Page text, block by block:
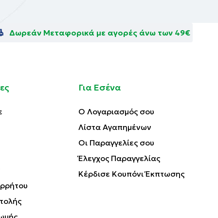
Δωρεάν Μεταφορικά με αγορές άνω των 49€
Για Εσένα
Ο Λογαριασμός σου
Λίστα Αγαπημένων
Οι Παραγγελίες σου
Έλεγχος Παραγγελίας
Κέρδισε Κουπόνι Έκπτωσης